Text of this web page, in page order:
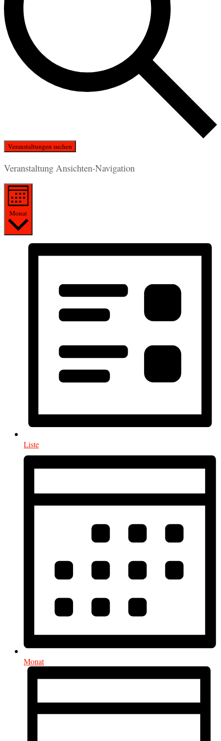
Veranstaltungen suchen
Veranstaltung Ansichten-Navigation
Monat
Liste
Monat